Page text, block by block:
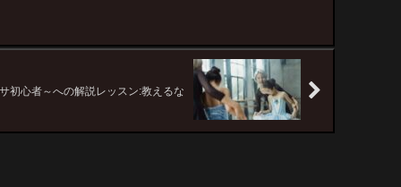
初心者～への解説レッスン:教えるな